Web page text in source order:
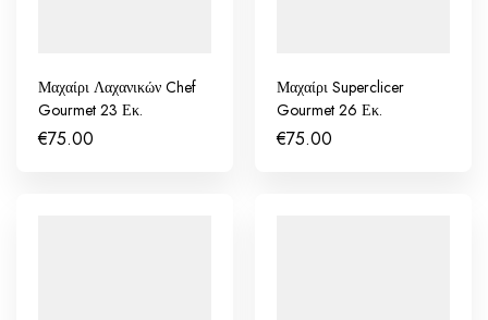
Μαχαίρι Λαχανικών Chef
Gourmet 23 Εκ.
€75.00
Μαχαίρι Superclicer
Gourmet 26 Εκ.
€75.00